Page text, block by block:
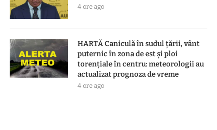
4 ore ago
HARTĂ Caniculă în sudul țării, vânt
puternic în zona de est și ploi
torențiale în centru: meteorologii au
actualizat prognoza de vreme
4 ore ago